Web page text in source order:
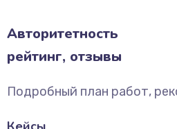
Авторитетность
рейтинг, отзывы
Подробный план работ,